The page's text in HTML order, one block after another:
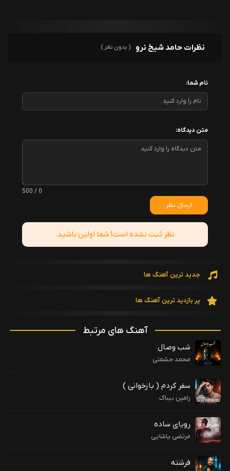
نظرات حامد شیخ نرو ( بدون نظر )
نام شما:
متن دیدگاه:
0 / 500
ارسال نظر
نظر ثبت نشده است! شما اولین باشید.
جدید ترین آهنگ ها
پر بازدید ترین آهنگ ها
آهنگ های مرتبط
شب وصال
محمد حشمتی
سفر کردم ( بازخوانی )
رامین بیباک
رویای ساده
مرتضی پاشایی
فرشته